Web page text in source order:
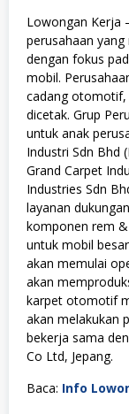
Lowongan Kerja
perusahaan
dengan fokus
mobil.
cadang otomotif,
dicetak. Grup
untuk anak
Industri Sdn Bhd
Grand Carpet
Industries Sdn
layanan
komponen rem
untuk mobil
akan memulai
akan
karpet otomotif
akan melakukan
bekerja sama
Co Ltd, Jepang.
Baca: Info